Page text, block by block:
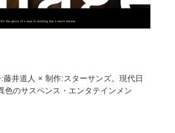
井道人 × 制作:スターサンズ。現代日
色のサスペンス・エンタテインメン